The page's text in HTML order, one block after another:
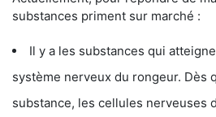
substances priment sur marché :
Il y a les substances qui
système nerveux du rongeur. Dès
substance, les cellules nerveuses